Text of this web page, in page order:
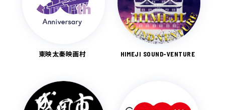
東映太秦映画村 HIMEJI SOUND-VENTURE